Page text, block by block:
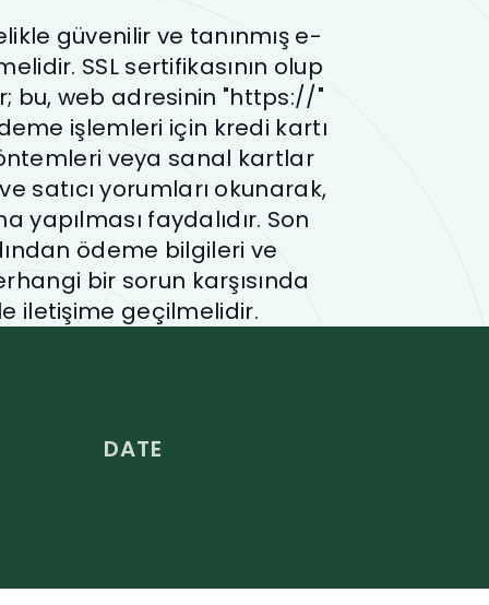
güvenilir ve tanınmış e-
SSL sertifikasının olup
bu, web adresinin "https://"
işlemleri için kredi kartı
veya sanal kartlar
satıcı yorumları okunarak,
yapılması faydalıdır. Son
ödeme bilgileri ve
bir sorun karşısında
iletişime geçilmelidir.
DATE